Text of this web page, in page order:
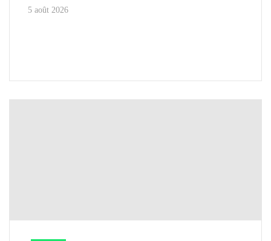
5 août 2026